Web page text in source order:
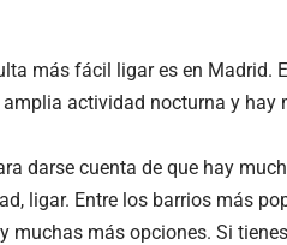
más fácil ligar es en Madrid.
actividad nocturna y hay
darse cuenta de que hay
ligar. Entre los barrios más
muchas más opciones. Si